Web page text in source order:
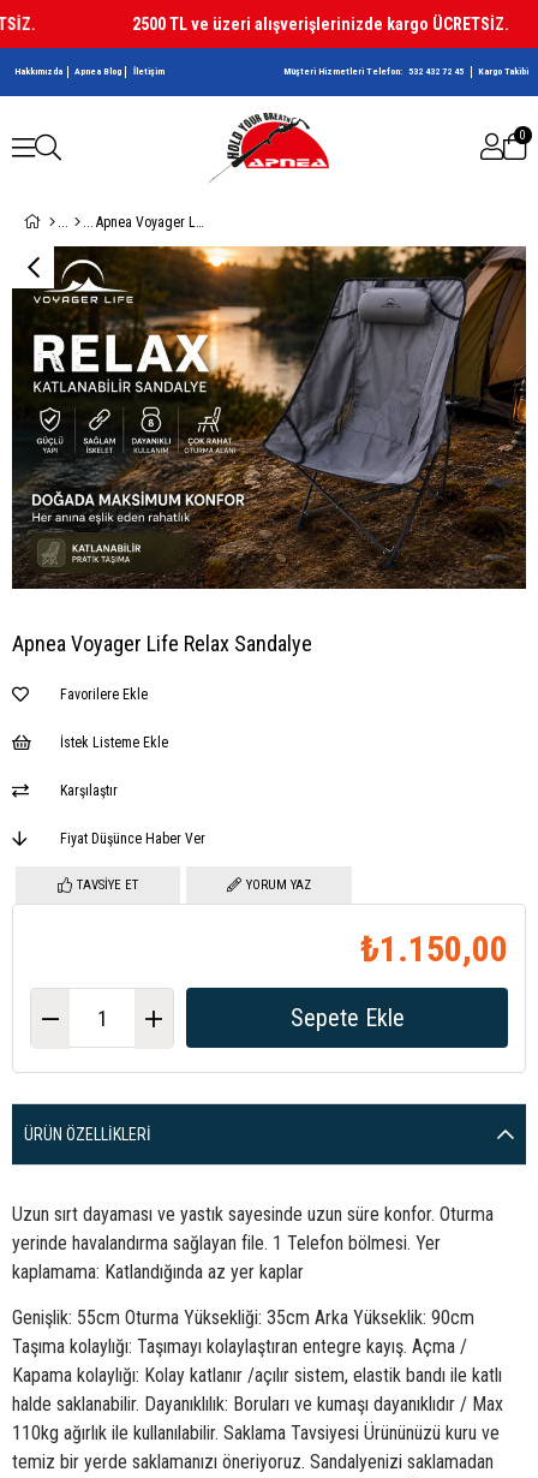
2500 TL ve üzeri alışverişlerinizde kargo ÜCRETSİZ.
Hakkımızda Apnea Blog İletişim Müşteri Hizmetleri Telefon: 532 432 72 45 Kargo Takibi
0
Apnea Voyager Life Relax Sandalye
Apnea Voyager Life Relax Sandalye
Favorilere Ekle
İstek Listeme Ekle
Karşılaştır
Fiyat Düşünce Haber Ver
TAVSIYE ET YORUM YAZ
₺1.150,00
ÜRÜN ÖZELLIKLERI
Uzun sırt dayaması ve yastık sayesinde uzun süre konfor. Oturma
yerinde havalandırma sağlayan file. 1 Telefon bölmesi. Yer
kaplamama: Katlandığında az yer kaplar
Genişlik: 55cm Oturma Yüksekliği: 35cm Arka Yükseklik: 90cm
Taşıma kolaylığı: Taşımayı kolaylaştıran entegre kayış. Açma /
Kapama kolaylığı: Kolay katlanır /açılır sistem, elastik bandı ile katlı
halde saklanabilir. Dayanıklılık: Boruları ve kumaşı dayanıklıdır / Max
110kg ağırlık ile kullanılabilir. Saklama Tavsiyesi Ürününüzü kuru ve
temiz bir yerde saklamanızı öneriyoruz. Sandalyenizi saklamadan